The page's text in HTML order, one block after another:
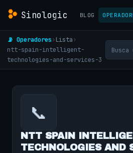
Sinologic BLOG
📡 Operadores› Lista›
ntt-spain-intelligent-
technologies-and-services-3
📞
NTT SPAIN
TECHNOLOGIES AND